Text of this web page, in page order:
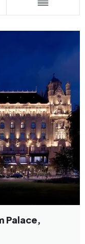
Palace,